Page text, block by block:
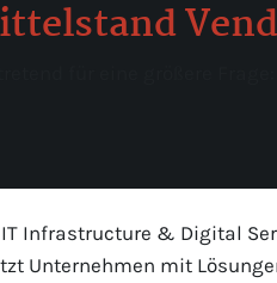
Infrastructure & Digital
Unternehmen mit